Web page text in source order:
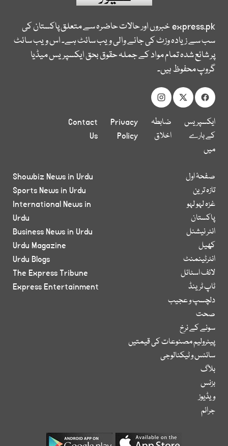
express.pkخبروں اور حالات حاضرہ سے متعلق پاکستان کی
سب سے زیادہ وزٹ کی جانے والی ویب سائٹ ہے۔ اس ویب سائٹ
پر شائع شدہ تمام مواد کے جملہ حقوق بحق ایکسپریس میڈیا
گروپ محفوظ ہیں۔
ایکسپریس
کے بارے
میں
ضابطہ
اخلاق
Privacy
Policy
Contact
Us
صفحۂ اول
تازہ ترین
غزہ لہو لہو
پاکستان
انٹر نیشنل
کھیل
انٹرٹینمنٹ
لائف اسٹائل
ٹاپ ٹرینڈ
دلچسپ و عجیب
صحت
سونے کے نرخ
پیٹرولیم مصنوعات کی قیمتیں
سائنس و ٹیکنالوجی
بلاگ
بزنس
ویڈیوز
جرائم
Showbiz News in Urdu
Sports News in Urdu
International News in
Urdu
Business News in Urdu
Urdu Magazine
Urdu Blogs
The Express Tribune
Express Entertainment